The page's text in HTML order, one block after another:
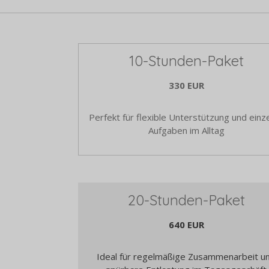
10-Stunden-Paket
330 EUR
Perfekt für flexible Unterstützung und
Aufgaben im Alltag
20-Stunden-Paket
640 EUR
Ideal für regelmäßige Zusammenarbeit